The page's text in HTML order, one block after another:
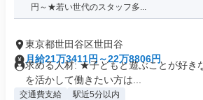
円～★若い世代のスタッフ多...
東京都世田谷区世田谷
月給21万3411円～22万8806円
求める人材: ★子どもと遊ぶことが好き
を活かして働きたい方は...
交通費支給 駅近5分以内